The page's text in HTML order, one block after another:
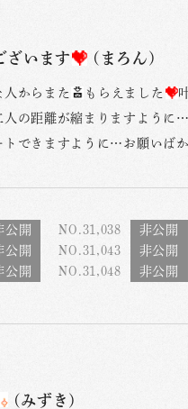
ざいます (まろん)
からまた もらえました
人の距離が縮まりますように
トできますように…お願いば
NO.31,038
NO.31,043
NO.31,048
(みずき)